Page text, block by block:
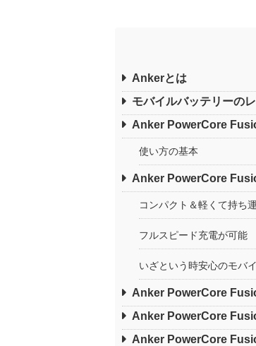
Ankerとは
モバイルバッテリーの
Anker PowerCore
使い方の基本
Anker PowerCore
コンパクト＆軽くて持ち
フルスピード充電が可能
いざという時安心のモバ
Anker PowerCore
Anker PowerCore
Anker PowerCore